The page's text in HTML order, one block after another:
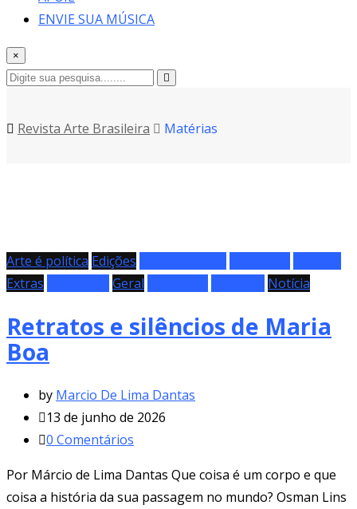
ENVIE SUA MÚSICA
×
Revista Arte Brasileira Matérias
Arte é política Edições
Extras
Geral Notícia
Retratos e silêncios de Maria
Boa
by Marcio De Lima Dantas
13 de junho de 2026
0 Comentários
Por Márcio de Lima Dantas Que coisa é um corpo e que
coisa a história da sua passagem no mundo? Osman Lins